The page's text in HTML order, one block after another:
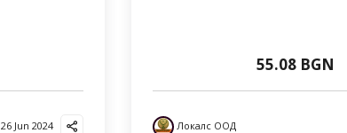
26 Jun 2024
55.08 BGN
Локалс ООД